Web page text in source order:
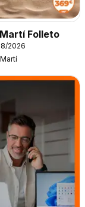
Folleto
2026